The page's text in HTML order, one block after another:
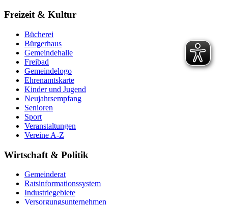
Freizeit & Kultur
Bücherei
Bürgerhaus
Gemeindehalle
Freibad
Gemeindelogo
Ehrenamtskarte
Kinder und Jugend
Neujahrsempfang
Senioren
Sport
Veranstaltungen
Vereine A-Z
Wirtschaft & Politik
Gemeinderat
Ratsinformationssystem
Industriegebiete
Versorgungsunternehmen